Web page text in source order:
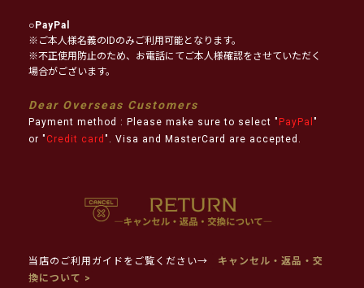
○PayPal
※ご本人様名義のIDのみご利用可能となります。
※不正使用防止のため、お電話にてご本人様確認をさせていただく
場合がございます。
Dear Overseas Customers
Payment method : Please make sure to select " PayPal "
or " Credit card ". Visa and MasterCard are accepted.
当店のご利用ガイドをご覧ください→
キャンセル・返品・交
換について >